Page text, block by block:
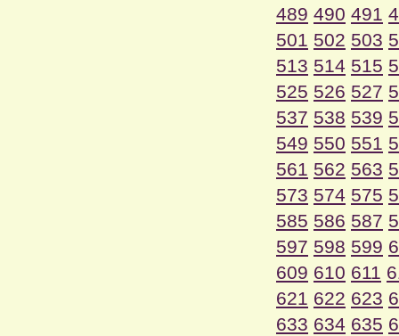
489 490 491
501 502 503
513 514 515
525 526 527
537 538 539
549 550 551
561 562 563
573 574 575
585 586 587
597 598 599
609 610 611
621 622 623
633 634 635